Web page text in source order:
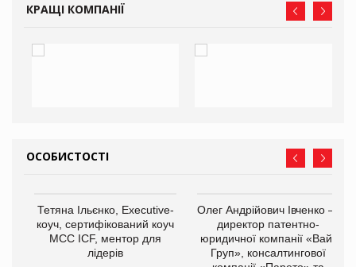
КРАЩІ КОМПАНІЇ
ОСОБИСТОСТІ
Тетяна Ільєнко, Executive-
коуч, сертифікований коуч
МСС ICF, ментор для
лідерів
Олег Андрійович Івченко —
директор патентно-
юридичної компанії «Вайз
Груп», консалтингової